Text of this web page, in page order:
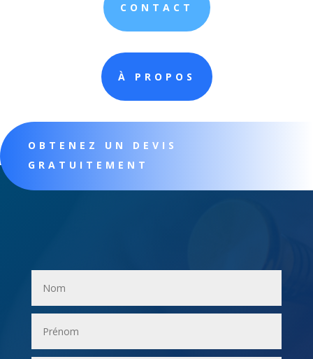
CONTACT
À PROPOS
OBTENEZ UN DEVIS
GRATUITEMENT